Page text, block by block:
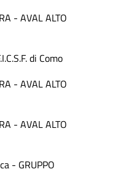
- AVAL ALTO
di Como
- AVAL ALTO
- AVAL ALTO
- GRUPPO